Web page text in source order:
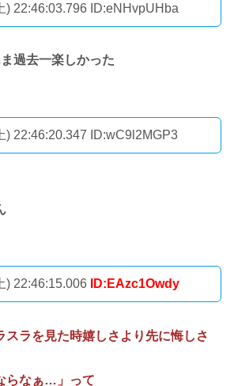
) 22:46:03.796 ID:eNHvpUHba
過去一楽しかった
) 22:46:20.347 ID:wC9l2MGP3
) 22:46:15.006 ID:EAzc1Owdy
スラを見た時嬉しさより先に悔しさ
らなぁ…」って